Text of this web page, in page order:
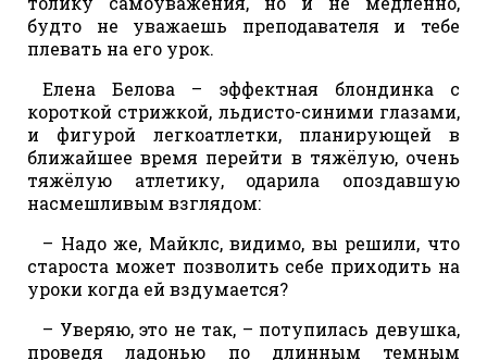
будто не уважаешь преподавателя и тебе
плевать на его урок.
Елена Белова – эффектная блондинка с
короткой стрижкой, льдисто-синими глазами,
и фигурой легкоатлетки, планирующей в
ближайшее время перейти в тяжёлую, очень
тяжёлую атлетику, одарила опоздавшую
насмешливым взглядом:
– Надо же, Майклс, видимо, вы решили, что
староста может позволить себе приходить на
уроки когда ей вздумается?
– Уверяю, это не так, – потупилась девушка,
проведя ладонью по длинным темным